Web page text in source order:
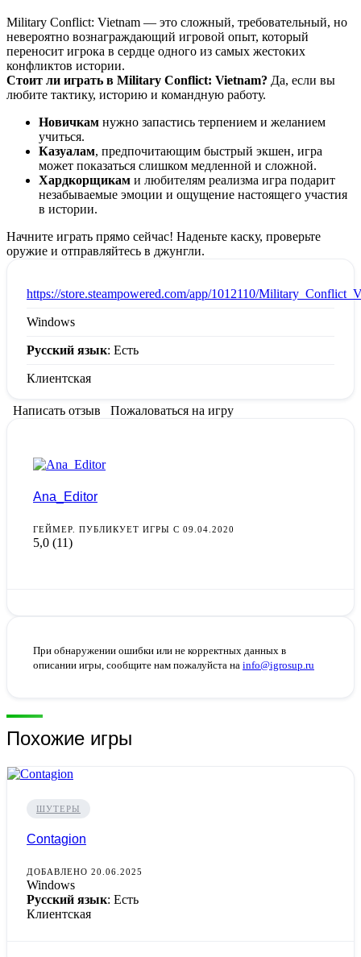
Military Conflict: Vietnam — это сложный, требовательный, но
невероятно вознаграждающий игровой опыт, который
переносит игрока в сердце одного из самых жестоких
конфликтов истории.
Стоит ли играть в Military Conflict: Vietnam? Да, если вы
любите тактику, историю и командную работу.
Новичкам нужно запастись терпением и желанием
учиться.
Казуалам, предпочитающим быстрый экшен, игра
может показаться слишком медленной и сложной.
Хардкорщикам и любителям реализма игра подарит
незабываемые эмоции и ощущение настоящего участия
в истории.
Начните играть прямо сейчас! Наденьте каску, проверьте
оружие и отправляйтесь в джунгли.
https://store.steampowered.com/app/1012110/
Windows
Русский язык: Есть
Клиентская
Написать отзыв Пожаловаться на игру
Ana_Editor
ГЕЙМЕР. ПУБЛИКУЕТ ИГРЫ С 09.04.2020
5,0 (11)
При обнаружении ошибки или не корректных данных в
описании игры, сообщите нам пожалуйста на info@igrosup.ru
Похожие игры
ШУТЕРЫ
Contagion
ДОБАВЛЕНО 20.06.2025
Windows
Русский язык: Есть
Клиентская